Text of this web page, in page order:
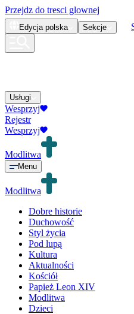
Przejdz do tresci glownej
Edycja polska Sekcje
Usługi
Wesprzyj
Rejestr
Wesprzyj
Modlitwa
Menu
Modlitwa
Dobre historie
Duchowość
Styl życia
Pod lupą
Kultura
Aktualności
Kościół
Papież Leon XIV
Modlitwa
Dzieci